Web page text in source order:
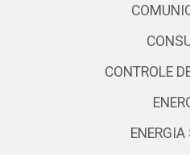
CONTROLE
ENERGIA